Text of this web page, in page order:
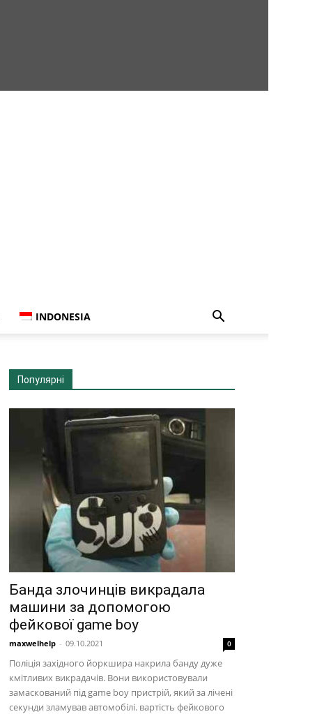
INDONESIA
Популярні
Банда злочинців викрадала
машини за допомогою
фейкової game boy
maxwelhelp - 09.10.2021 0
Поліція західного йоркшира накрила банду дуже
кмітливих викрадачів. Вони використовували
замаскований під game boy пристрій, який за лічені
секунди зламував автомобілі. вартість фейкового